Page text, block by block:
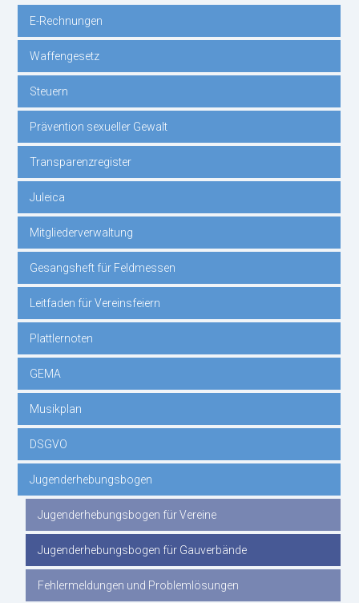
Navigation
überspringen
E-Rechnungen
Waffengesetz
Steuern
Prävention sexueller Gewalt
Transparenzregister
Juleica
Mitgliederverwaltung
Gesangsheft für Feldmessen
Leitfaden für Vereinsfeiern
Plattlernoten
GEMA
Musikplan
DSGVO
Jugenderhebungsbogen
Jugenderhebungsbogen für Vereine
Jugenderhebungsbogen für Gauverbände
Fehlermeldungen und Problemlösungen